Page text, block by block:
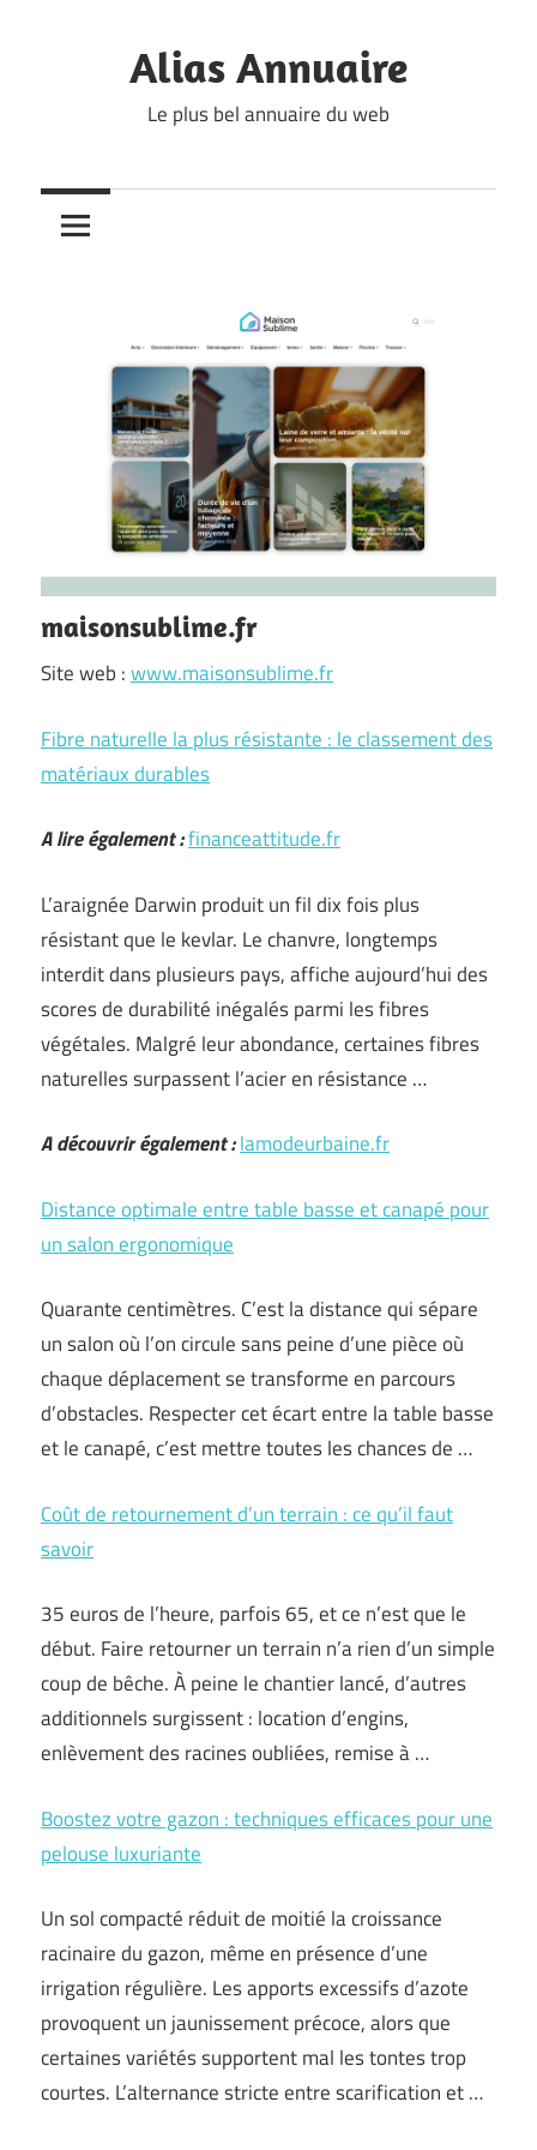
Alias Annuaire
Le plus bel annuaire du web
maisonsublime.fr
Site web :www.maisonsublime.fr
Fibre naturelle la plus résistante : le classement des
matériaux durables
A lire également :financeattitude.fr
L’araignée Darwin produit un fil dix fois plus
résistant que le kevlar. Le chanvre, longtemps
interdit dans plusieurs pays, affiche aujourd’hui des
scores de durabilité inégalés parmi les fibres
végétales. Malgré leur abondance, certaines fibres
naturelles surpassent l’acier en résistance …
A découvrir également :lamodeurbaine.fr
Distance optimale entre table basse et canapé pour
un salon ergonomique
Quarante centimètres. C’est la distance qui sépare
un salon où l’on circule sans peine d’une pièce où
chaque déplacement se transforme en parcours
d’obstacles. Respecter cet écart entre la table basse
et le canapé, c’est mettre toutes les chances de …
Coût de retournement d’un terrain : ce qu’il faut
savoir
35 euros de l’heure, parfois 65, et ce n’est que le
début. Faire retourner un terrain n’a rien d’un simple
coup de bêche. À peine le chantier lancé, d’autres
additionnels surgissent : location d’engins,
enlèvement des racines oubliées, remise à …
Boostez votre gazon : techniques efficaces pour une
pelouse luxuriante
Un sol compacté réduit de moitié la croissance
racinaire du gazon, même en présence d’une
irrigation régulière. Les apports excessifs d’azote
provoquent un jaunissement précoce, alors que
certaines variétés supportent mal les tontes trop
courtes. L’alternance stricte entre scarification et …